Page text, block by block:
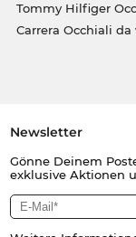
Tommy Hilfiger
Carrera Occhiali da
Newsletter
Gönne Deinem
exklusive Aktionen